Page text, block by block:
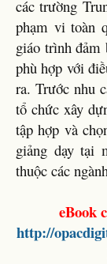
các trường
phạm vi toàn
giáo trình đảm
phù hợp với
ra. Trước nhu
tổ chức xây
tập hợp và
giảng dạy tại
thuộc các
eBook
http://